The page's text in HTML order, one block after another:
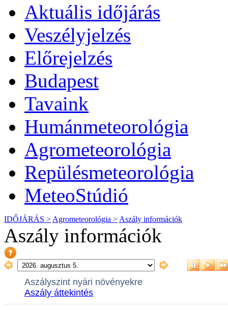
Aktuális időjárás
Veszélyjelzés
Előrejelzés
Budapest
Tavaink
Humánmeteorológia
Agrometeorológia
Repülésmeteorológia
MeteoStúdió
IDŐJÁRÁS > Agrometeorológia > Aszály információk
Aszály információk